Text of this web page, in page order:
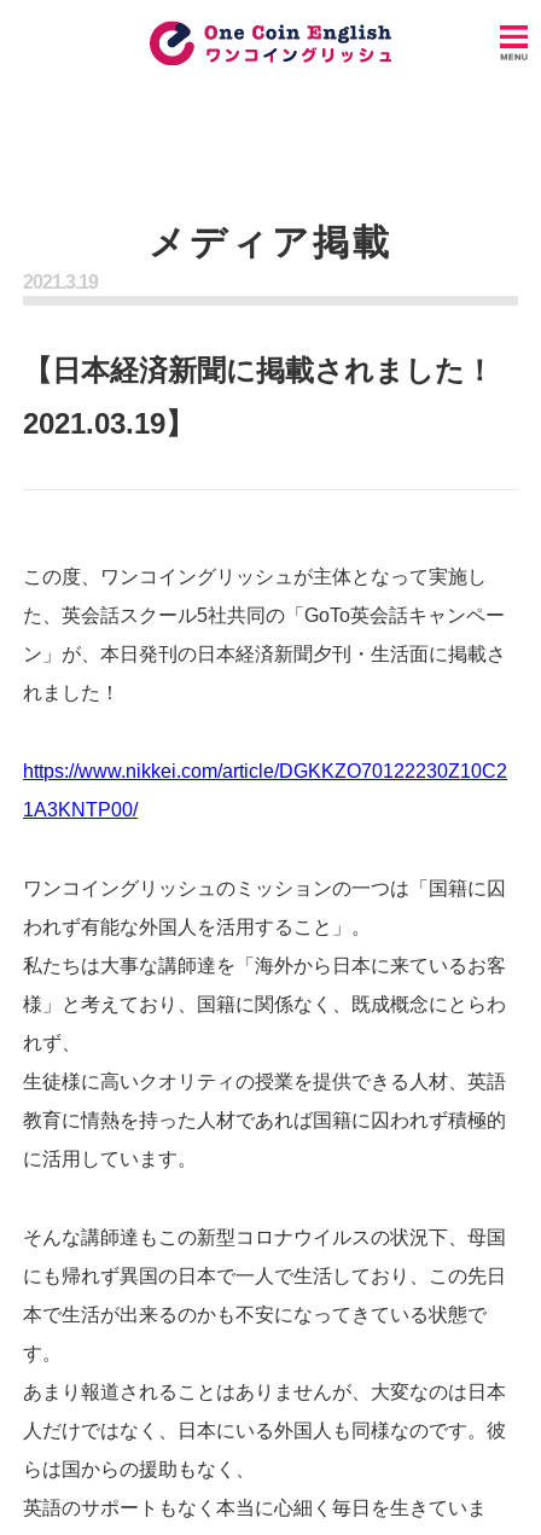
メディア掲載
2021.3.19
【日本経済新聞に掲載されました！
2021.03.19】
この度、ワンコイングリッシュが主体となって実施し
た、英会話スクール5社共同の「GoTo英会話キャンペー
ン」が、本日発刊の日本経済新聞夕刊・生活面に掲載さ
れました！
https://www.nikkei.com/article/DGKKZO70122230Z10C2
1A3KNTP00/
ワンコイングリッシュのミッションの一つは「国籍に囚
われず有能な外国人を活用すること」。
私たちは大事な講師達を「海外から日本に来ているお客
様」と考えており、
国籍に関係なく、既成概念にとらわ
れず、
生徒様に高いクオリティの授業を提供できる人材、英語
教育に情熱を持った人材であれば国籍に囚われず積極的
に活用しています。
そんな講師達もこの新型コロナウイルスの状況下、母国
にも帰れず異国の日本で一人で生活しており、この先日
本で生活が出来るのかも不安になってきている状態で
す。
あまり報道されることはありませんが、大変なのは日本
人だけではなく、日本にいる外国人も同様なのです。彼
らは国からの援助もなく、
英語のサポートもなく本当に心細く毎日を生きていま